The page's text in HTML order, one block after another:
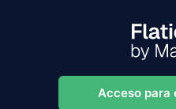
Acceso para